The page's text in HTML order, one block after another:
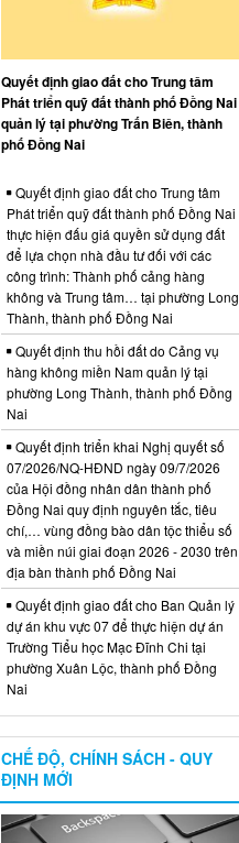
Quyết định giao đất cho Trung tâm
Phát triển quỹ đất thành phố Đồng Nai
quản lý tại phường Trấn Biên, thành
phố Đồng Nai
Quyết định giao đất cho Trung tâm
Phát triển quỹ đất thành phố Đồng Nai
thực hiện đấu giá quyền sử dụng đất
để lựa chọn nhà đầu tư đối với các
công trình: Thành phố cảng hàng
không và Trung tâm… tại phường Long
Thành, thành phố Đồng Nai
Quyết định thu hồi đất do Cảng vụ
hàng không miền Nam quản lý tại
phường Long Thành, thành phố Đồng
Nai
Quyết định triển khai Nghị quyết số
07/2026/NQ-HĐND ngày 09/7/2026
của Hội đồng nhân dân thành phố
Đồng Nai quy định nguyên tắc, tiêu
chí,… vùng đồng bào dân tộc thiểu số
và miền núi giai đoạn 2026 - 2030 trên
địa bàn thành phố Đồng Nai
Quyết định giao đất cho Ban Quản lý
dự án khu vực 07 để thực hiện dự án
Trường Tiểu học Mạc Đĩnh Chi tại
phường Xuân Lộc, thành phố Đồng
Nai
CHẾ ĐỘ, CHÍNH SÁCH - QUY
ĐỊNH MỚI